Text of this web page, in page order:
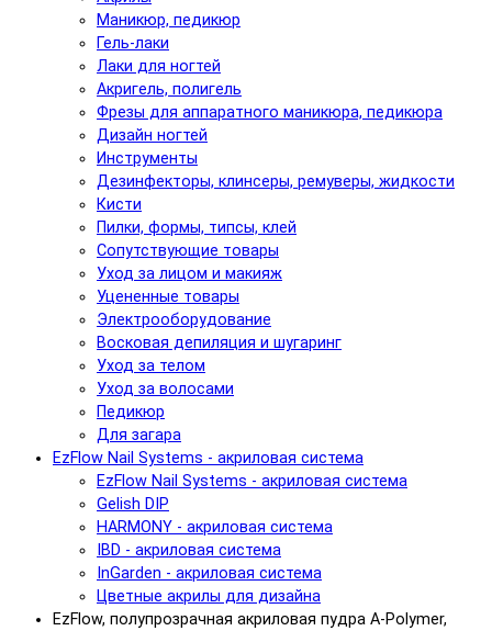
Маникюр, педикюр
Гель-лаки
Лаки для ногтей
Акригель, полигель
Фрезы для аппаратного маникюра, педикюра
Дизайн ногтей
Инструменты
Дезинфекторы, клинсеры, ремуверы, жидкости
Кисти
Пилки, формы, типсы, клей
Сопутствующие товары
Уход за лицом и макияж
Уцененные товары
Электрооборудование
Восковая депиляция и шугаринг
Уход за телом
Уход за волосами
Педикюр
Для загара
EzFlow Nail Systems - акриловая система
EzFlow Nail Systems - акриловая система
Gelish DIP
HARMONY - акриловая система
IBD - акриловая система
InGarden - акриловая система
Цветные акрилы для дизайна
EzFlow, полупрозрачная акриловая пудра A-Polymer,